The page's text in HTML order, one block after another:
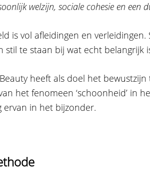
welzijn, sociale cohesie en een
is vol afleidingen en
stil te staan bij wat echt belangrijk
heeft als doel het
het fenomeen ‘schoonheid’ in
ervan in het bijzonder.